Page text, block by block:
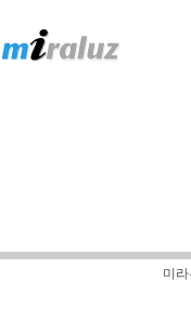
미